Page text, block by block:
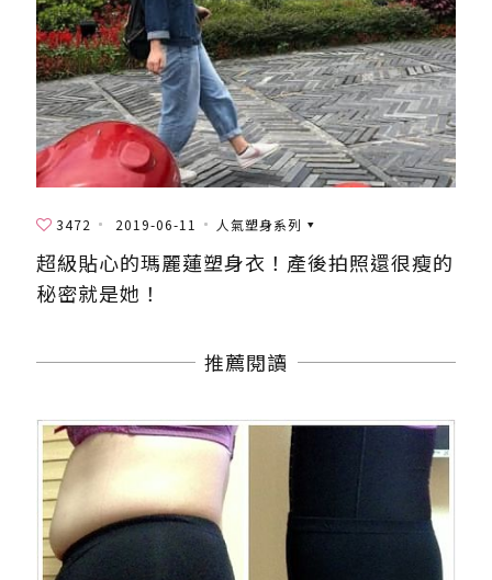
3472 2019-06-11 人氣塑身系列
超級貼心的瑪麗蓮塑身衣！產後拍照還很瘦的
秘密就是她！
推薦閱讀